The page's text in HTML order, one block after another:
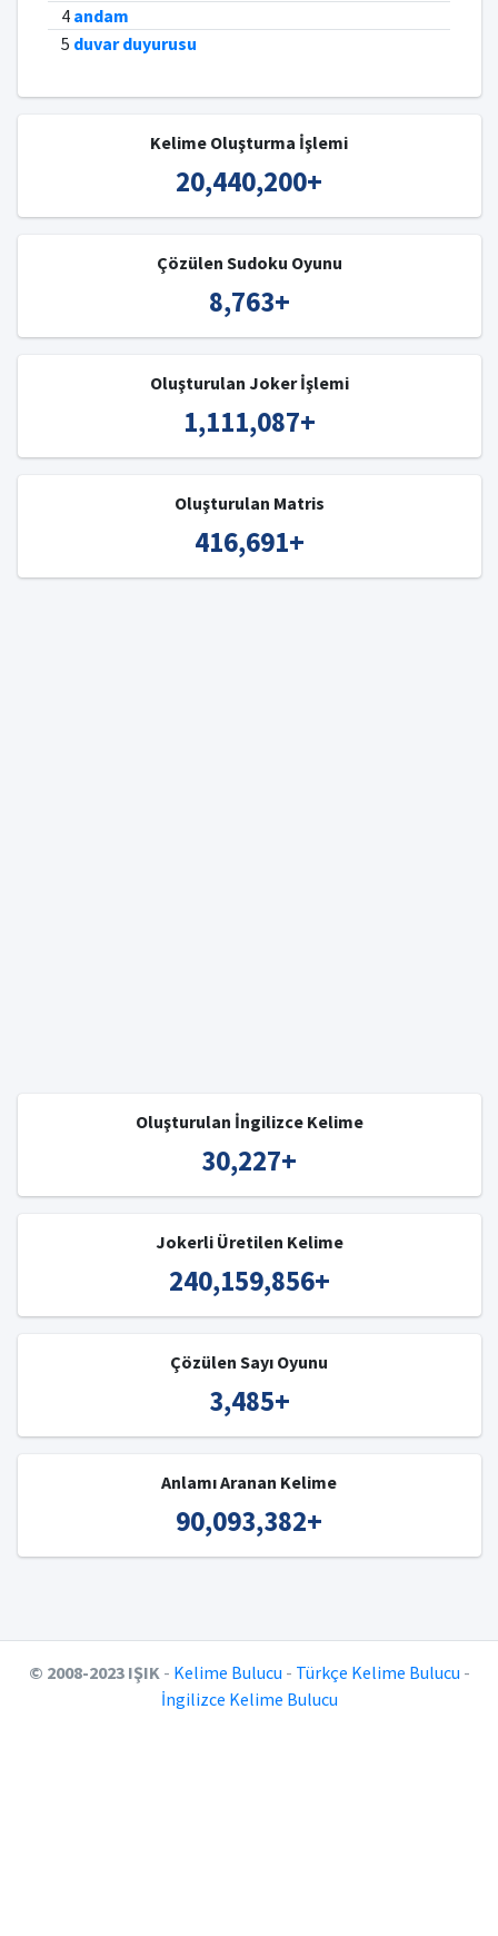
4 andam
5 duvar duyurusu
Kelime Oluşturma İşlemi
20,440,200+
Çözülen Sudoku Oyunu
8,763+
Oluşturulan Joker İşlemi
1,111,087+
Oluşturulan Matris
416,691+
Oluşturulan İngilizce Kelime
30,227+
Jokerli Üretilen Kelime
240,159,856+
Çözülen Sayı Oyunu
3,485+
Anlamı Aranan Kelime
90,093,382+
© 2008-2023 IŞIK- Kelime Bulucu - Türkçe Kelime Bulucu -
İngilizce Kelime Bulucu